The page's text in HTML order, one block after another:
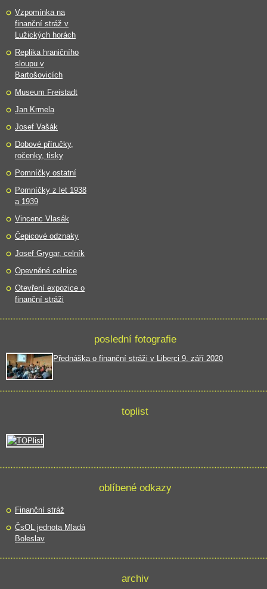
Vzpomínka na
finanční stráž v
Lužických horách
Replika hraničního
sloupu v
Bartošovicích
Museum Freistadt
Jan Krmela
Josef Vašák
Dobové příručky,
ročenky, tisky
Pomníčky ostatní
Pomníčky z let 1938
a 1939
Vincenc Vlasák
Čepicové odznaky
Josef Grygar, celník
Opevněné celnice
Otevření expozice o
finanční stráži
poslední fotografie
Přednáška o finanční stráži v Liberci 9. září 2020
toplist
oblíbené odkazy
Finanční stráž
ČsOL jednota Mladá
Boleslav
archiv